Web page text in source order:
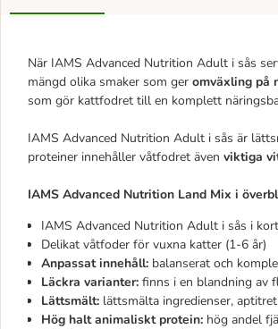
När IAMS Advanced Nutrition Adult i sås
mängd olika smaker som ger omväxling på
som gör kattfodret till en komplett
IAMS Advanced Nutrition Adult i sås är
proteiner innehåller våtfodret även viktiga
IAMS Advanced Nutrition Land Mix i
IAMS Advanced Nutrition Adult i sås i
Delikat våtfoder för vuxna katter (1-6 år)
Anpassat innehåll: balanserat och
Läckra varianter: finns i en blandning av
Lättsmält: lättsmälta ingredienser,
Hög halt animaliskt protein: hög andel